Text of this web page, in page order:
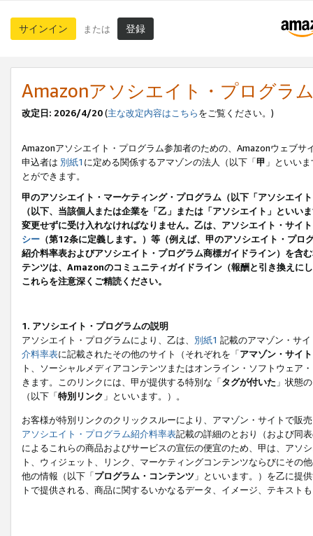
サインイン または 登録
Amazonアソシエイト・プログラ
改定日: 2026/4/20(主な改定内容はこちらをご覧ください。)
Amazonアソシエイト・プログラム参加者のための、Amazonウェブサ
申込者は 別紙1 に定める関係するアマゾンの法人（以下「甲 」といい
とができます。
甲のアソシエイト・マーケティング・プログラム（以下「アソシエイ
（以下、当該個人または企業を「乙」または「アソシエイト」とい
変更せずに受け入れなければなりません。乙は、アソシエイト・サイ
シー （第12条に定義します。）等（例えば、甲のアソシエイト・プ
紹介料率表およびアソシエイト・プログラム商標ガイドライン）を
テンツは、Amazonのコミュニティガイドライン（報酬と引き換えに
これらを注意深くご精読ください。
1. アソシエイト・プログラムの説明
アソシエイト・プログラムにより、乙は、 別紙1 記載のアマゾン・サ
介料率表に記載されたその他のサイト（それぞれを「アマゾン・サイト
ト、ソーシャルメディアコンテンツまたはオンライン・ソフトウェア
きます。このリンクには、甲が提供する特別な「タグが付いた 」状態
（以下「特別リンク 」といいます。）。
お客様が特別リンクのクリックスルーにより、アマゾン・サイトで販
アソシエイト・プログラム紹介料率表記載の詳細のとおり（および同
によるこれらの商品およびサービスの宣伝の便宜のため、甲は、アソ
ト、ウィジェット、リンク、マーケティングコンテンツならびにその
他の情報（以下「プログラム・コンテンツ 」といいます。）を乙に提
トで提供される、商品に関するいかなるデータ、イメージ、テキス